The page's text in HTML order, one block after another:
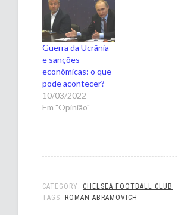
Guerra da Ucrânia
e sanções
econômicas: o que
pode acontecer?
10/03/2022
Em "Opinião"
CATEGORY: CHELSEA FOOTBALL CLUB
TAGS: ROMAN ABRAMOVICH